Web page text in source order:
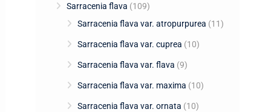
Sarracenia flava (109)
Sarracenia flava var. atropurpurea (11)
Sarracenia flava var. cuprea (10)
Sarracenia flava var. flava (9)
Sarracenia flava var. maxima (10)
Sarracenia flava var. ornata (10)